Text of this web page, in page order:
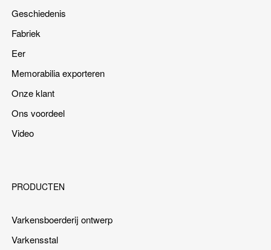
Geschiedenis
Fabriek
Eer
Memorabilia exporteren
Onze klant
Ons voordeel
Video
PRODUCTEN
Varkensboerderij ontwerp
Varkensstal